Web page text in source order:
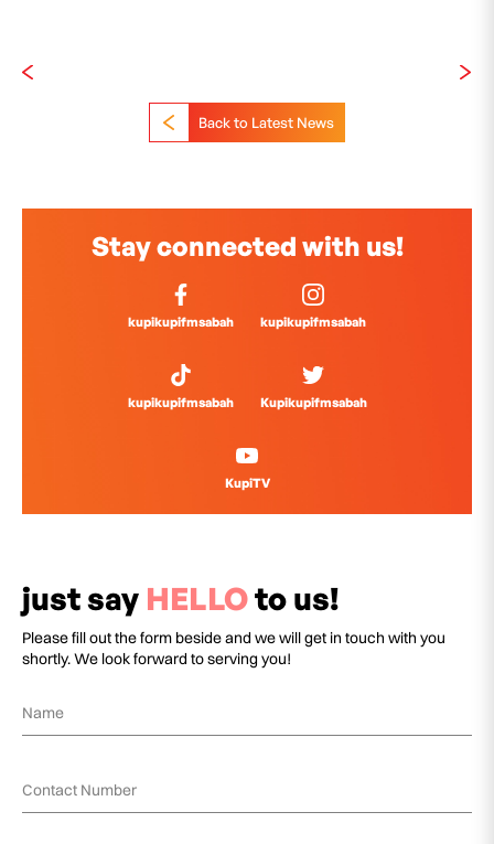
Back to Latest News
Stay connected with us!
kupikupifmsabah kupikupifmsabah
kupikupifmsabah Kupikupifmsabah
KupiTV
just say HELLOto us!
Please fill out the form beside and we will get in touch with you
shortly. We look forward to serving you!